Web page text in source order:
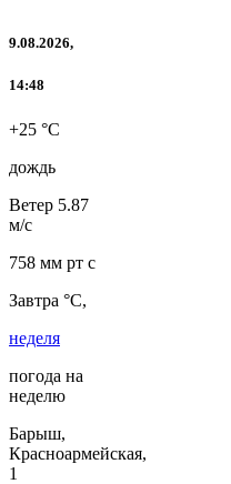
9.08.2026,
14:48
+25 °C
дождь
Ветер 5.87
м/с
758 мм рт с
Завтра °C,
неделя
погода на
неделю
Барыш,
Красноармейская,
1